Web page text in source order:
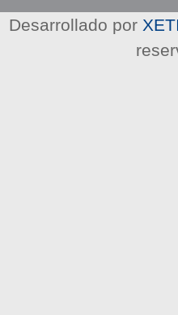
E
Desarrollado por